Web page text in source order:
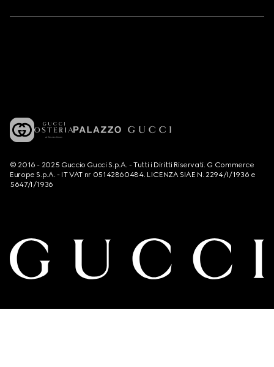
© 2016 - 2025 Guccio Gucci S.p.A. - Tutti i Diritti Riservati. G Commerce
Europe S.p.A. - IT VAT nr 05142860484. LICENZA SIAE N. 2294/I/1936 e
5647/I/1936